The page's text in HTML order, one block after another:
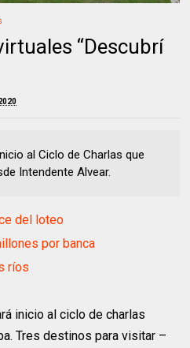
“Descubrí
al Ciclo de Charlas que
Intendente Alvear.
del loteo
por banca
ríos
inicio al ciclo de charlas
Tres destinos para visitar –